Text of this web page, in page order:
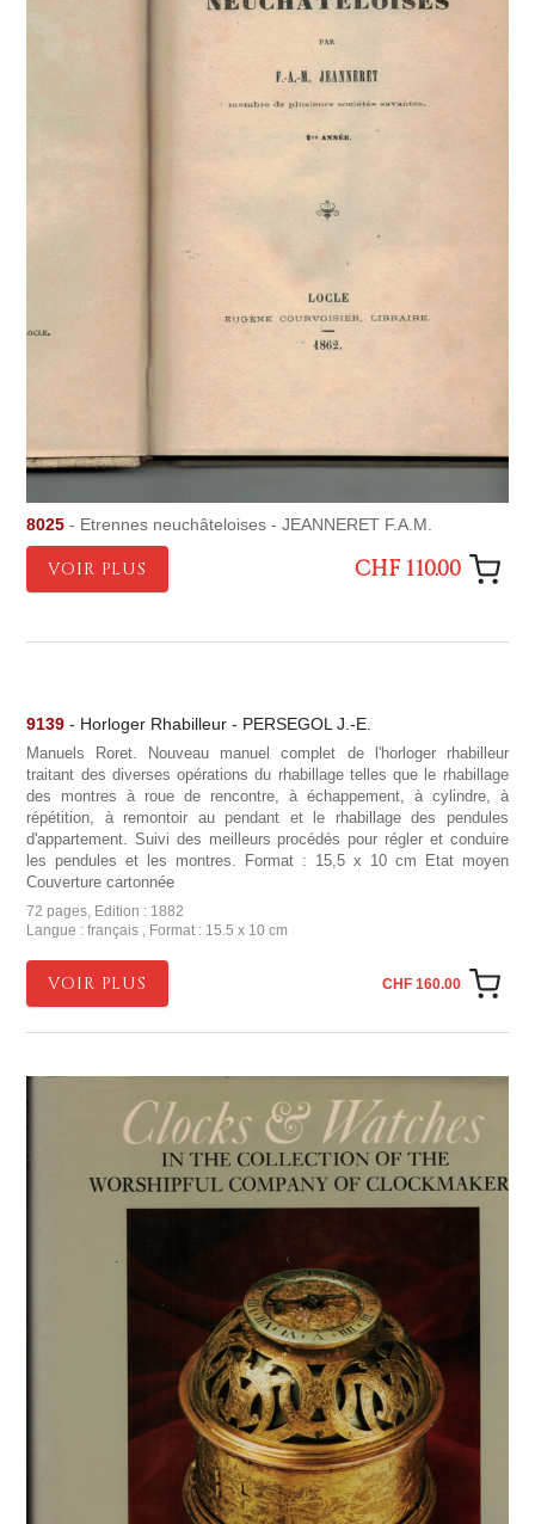
8025 - Etrennes neuchâteloises - JEANNERET F.A.M.
VOIR PLUS CHF 110.00
9139 - Horloger Rhabilleur - PERSEGOL J.-E.
Manuels Roret. Nouveau manuel complet de l'horloger rhabilleur
traitant des diverses opérations du rhabillage telles que le rhabillage
des montres à roue de rencontre, à échappement, à cylindre, à
répétition, à remontoir au pendant et le rhabillage des pendules
d'appartement. Suivi des meilleurs procédés pour régler et conduire
les pendules et les montres. Format : 15,5 x 10 cm Etat moyen
Couverture cartonnée
72 pages, Edition : 1882
Langue : français , Format : 15.5 x 10 cm
VOIR PLUS CHF 160.00